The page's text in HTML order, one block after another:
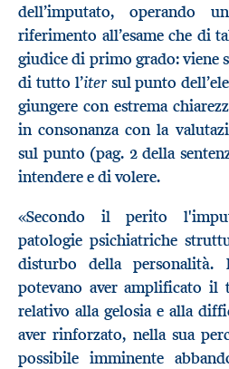
dell’imputato, operando
riferimento all’esame che di
giudice di primo grado: viene
di tutto l’itersul punto
giungere con estrema
in consonanza con la
sul punto (pag. 2 della
intendere e di volere.
«Secondo il perito
patologie psichiatriche
disturbo della personalità.
potevano aver amplificato il
relativo alla gelosia e alla
aver rinforzato, nella sua
possibile imminente